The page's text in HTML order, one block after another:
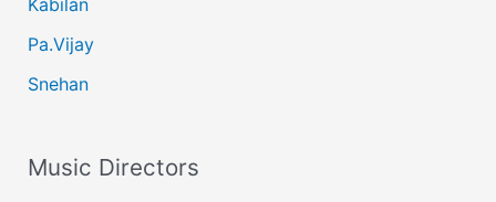
Kabilan
Pa.Vijay
Snehan
Music Directors